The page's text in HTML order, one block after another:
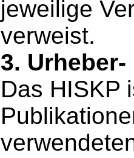
jeweilige
verweist.
3.
Das HISKP